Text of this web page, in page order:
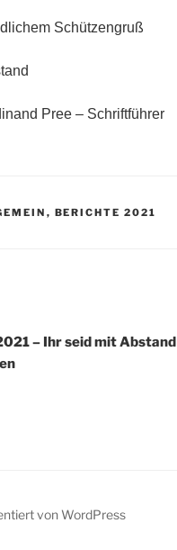
Schützengruß
Pree – Schriftführer
, BERICHTE 2021
– Ihr seid mit Abstand
von WordPress